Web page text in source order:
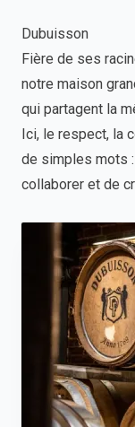
Dubuisson
Fière de ses
notre maison
qui partagent la
Ici, le respect, la
de simples mots
collaborer et de